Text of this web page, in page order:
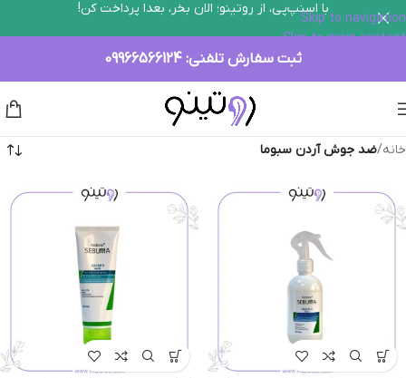
Skip to navigation
Skip to main content
با اسنپ‌پی، از روتینو؛ الان بخر، بعدا پرداخت کن!
ثبت سفارش تلفنی: 09966566124
خانه/ضد جوش آردن سبوما